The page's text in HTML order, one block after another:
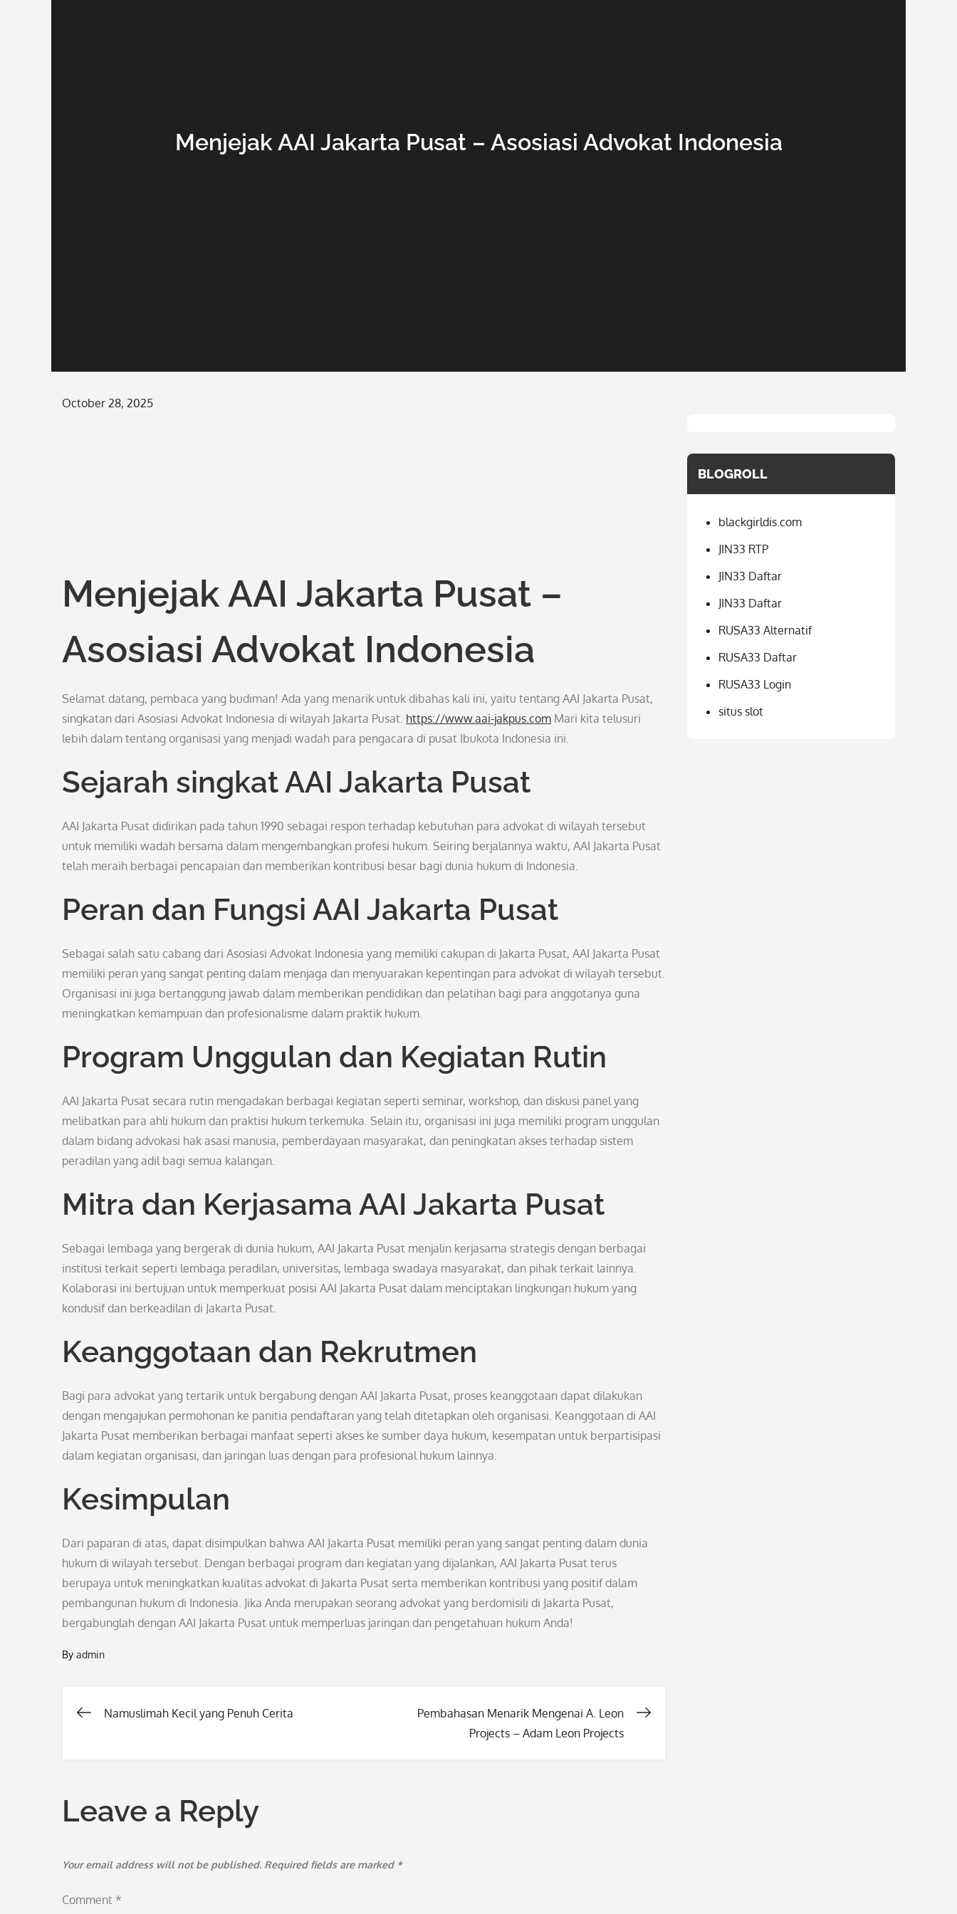
Menjejak AAI Jakarta Pusat – Asosiasi Advokat Indonesia
Posted
October 28, 2025
Menjejak AAI Jakarta Pusat –
Asosiasi Advokat Indonesia
Selamat datang, pembaca yang budiman! Ada yang menarik untuk dibahas kali ini, yaitu tentang AAI Jakarta Pusat,
singkatan dari Asosiasi Advokat Indonesia di wilayah Jakarta Pusat. https://www.aai-jakpus.com Mari kita telusuri
lebih dalam tentang organisasi yang menjadi wadah para pengacara di pusat Ibukota Indonesia ini.
Sejarah singkat AAI Jakarta Pusat
AAI Jakarta Pusat didirikan pada tahun 1990 sebagai respon terhadap kebutuhan para advokat di wilayah tersebut
untuk memiliki wadah bersama dalam mengembangkan profesi hukum. Seiring berjalannya waktu, AAI Jakarta Pusat
telah meraih berbagai pencapaian dan memberikan kontribusi besar bagi dunia hukum di Indonesia.
Peran dan Fungsi AAI Jakarta Pusat
Sebagai salah satu cabang dari Asosiasi Advokat Indonesia yang memiliki cakupan di Jakarta Pusat, AAI Jakarta Pusat
memiliki peran yang sangat penting dalam menjaga dan menyuarakan kepentingan para advokat di wilayah tersebut.
Organisasi ini juga bertanggung jawab dalam memberikan pendidikan dan pelatihan bagi para anggotanya guna
meningkatkan kemampuan dan profesionalisme dalam praktik hukum.
Program Unggulan dan Kegiatan Rutin
AAI Jakarta Pusat secara rutin mengadakan berbagai kegiatan seperti seminar, workshop, dan diskusi panel yang
melibatkan para ahli hukum dan praktisi hukum terkemuka. Selain itu, organisasi ini juga memiliki program unggulan
dalam bidang advokasi hak asasi manusia, pemberdayaan masyarakat, dan peningkatan akses terhadap sistem
peradilan yang adil bagi semua kalangan.
Mitra dan Kerjasama AAI Jakarta Pusat
Sebagai lembaga yang bergerak di dunia hukum, AAI Jakarta Pusat menjalin kerjasama strategis dengan berbagai
institusi terkait seperti lembaga peradilan, universitas, lembaga swadaya masyarakat, dan pihak terkait lainnya.
Kolaborasi ini bertujuan untuk memperkuat posisi AAI Jakarta Pusat dalam menciptakan lingkungan hukum yang
kondusif dan berkeadilan di Jakarta Pusat.
Keanggotaan dan Rekrutmen
Bagi para advokat yang tertarik untuk bergabung dengan AAI Jakarta Pusat, proses keanggotaan dapat dilakukan
dengan mengajukan permohonan ke panitia pendaftaran yang telah ditetapkan oleh organisasi. Keanggotaan di AAI
Jakarta Pusat memberikan berbagai manfaat seperti akses ke sumber daya hukum, kesempatan untuk berpartisipasi
dalam kegiatan organisasi, dan jaringan luas dengan para profesional hukum lainnya.
Kesimpulan
Dari paparan di atas, dapat disimpulkan bahwa AAI Jakarta Pusat memiliki peran yang sangat penting dalam dunia
hukum di wilayah tersebut. Dengan berbagai program dan kegiatan yang dijalankan, AAI Jakarta Pusat terus
berupaya untuk meningkatkan kualitas advokat di Jakarta Pusat serta memberikan kontribusi yang positif dalam
pembangunan hukum di Indonesia. Jika Anda merupakan seorang advokat yang berdomisili di Jakarta Pusat,
bergabunglah dengan AAI Jakarta Pusat untuk memperluas jaringan dan pengetahuan hukum Anda!
By admin
Post
Namuslimah Kecil yang Penuh Cerita
Pembahasan Menarik Mengenai A. Leon
Projects – Adam Leon Projects
Leave a Reply
Your email address will not be published. Required fields are marked *
Comment *
BLOGROLL
blackgirldis.com
JIN33 RTP
JIN33 Daftar
JIN33 Daftar
RUSA33 Alternatif
RUSA33 Daftar
RUSA33 Login
situs slot